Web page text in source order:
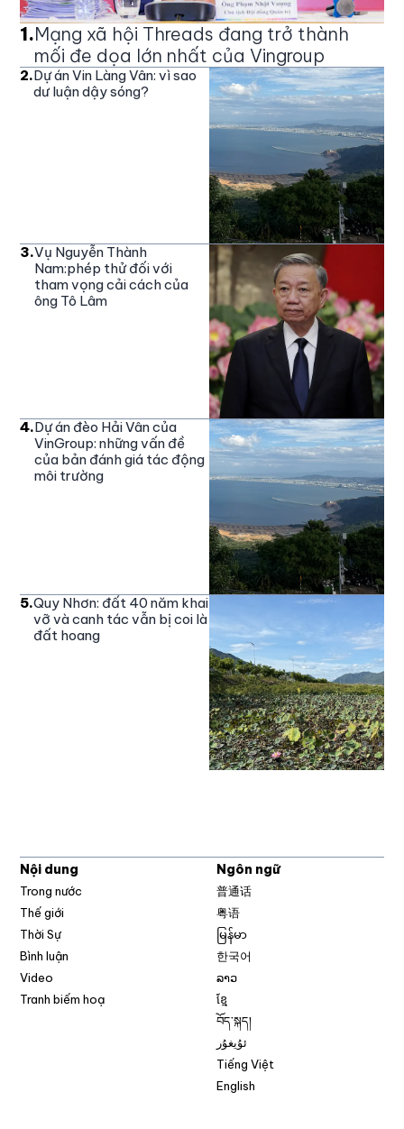
1.Mạng xã hội Threads đang trở thành
mối đe dọa lớn nhất của Vingroup
2.Dự án Vin Làng Vân: vì sao
dư luận dậy sóng?
3.Vụ Nguyễn Thành
Nam:phép thử đối với
tham vọng cải cách của
ông Tô Lâm
4.Dự án đèo Hải Vân của
VinGroup: những vấn đề
của bản đánh giá tác động
môi trường
5.Quy Nhơn: đất 40 năm khai
vỡ và canh tác vẫn bị coi là
đất hoang
Nội dung
Trong nước
Thế giới
Thời Sự
Bình luận
Video
Tranh biếm hoạ
Ngôn ngữ
普通话
粤语
မြန်မာ
한국어
ລາວ
ខ្មែ
བོད་སྐད།
ئۇيغۇر
Tiếng Việt
English